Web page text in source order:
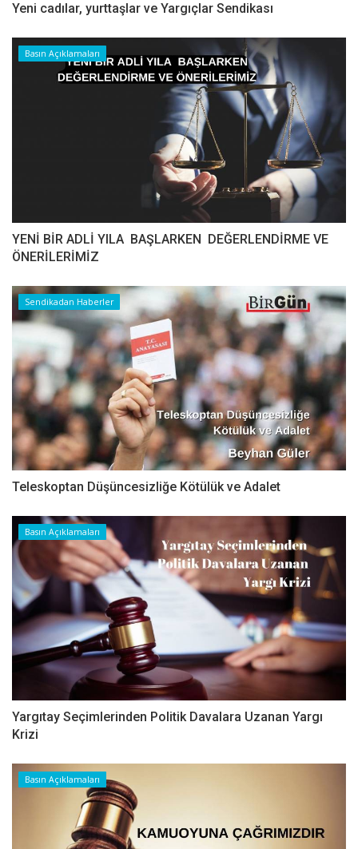
Yeni cadılar, yurttaşlar ve Yargıçlar Sendikası
Basın Açıklamaları
YENİ BİR ADLİ YILA BAŞLARKEN DEĞERLENDİRME VE
ÖNERİLERİMİZ
Sendikadan Haberler
Teleskoptan Düşüncesizliğe Kötülük ve Adalet
Basın Açıklamaları
Yargıtay Seçimlerinden Politik Davalara Uzanan Yargı
Krizi
Basın Açıklamaları